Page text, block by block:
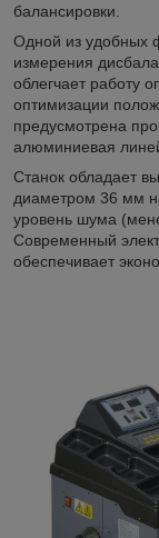
балансировки.
Одной из удобных
измерения
облегчает работу
оптимизации
предусмотрена
алюминиевая
Станок обладает
диаметром 36 мм
уровень шума
Современный
обеспечивает